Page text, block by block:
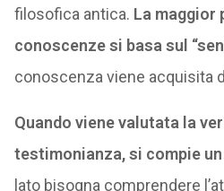
filosofica antica. La maggior
conoscenze si basa sul
conoscenza viene acquisita
Quando viene valutata la
testimonianza, si compie
lato bisogna comprendere